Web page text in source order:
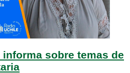
sobre temas de